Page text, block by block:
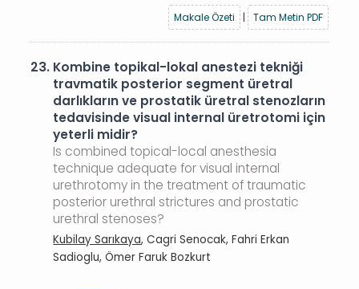
Makale Özeti
| Tam Metin PDF
23. Kombine topikal-lokal anestezi tekniği
travmatik posterior segment üretral
darlıkların ve prostatik üretral stenozların
tedavisinde visual internal üretrotomi için
yeterli midir?
Is combined topical-local anesthesia
technique adequate for visual internal
urethrotomy in the treatment of traumatic
posterior urethral strictures and prostatic
urethral stenoses?
Kubilay Sarıkaya, Cagri Senocak, Fahri Erkan
Sadioglu, Ömer Faruk Bozkurt